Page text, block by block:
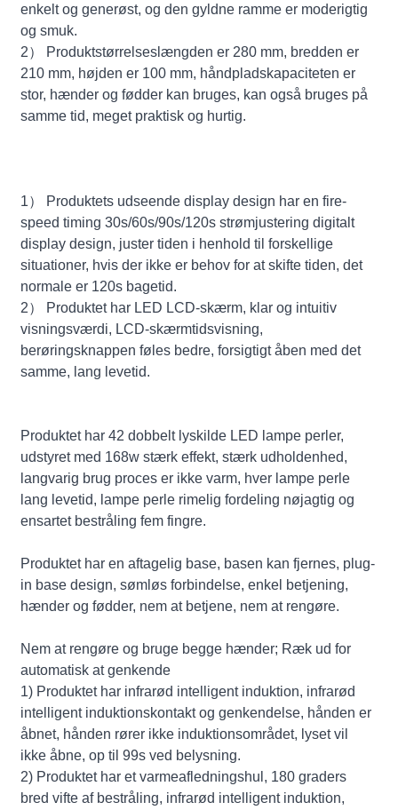
enkelt og generøst, og den gyldne ramme er moderigtig
og smuk.
2） Produktstørrelseslængden er 280 mm, bredden er
210 mm, højden er 100 mm, håndpladskapaciteten er
stor, hænder og fødder kan bruges, kan også bruges på
samme tid, meget praktisk og hurtig.
1） Produktets udseende display design har en fire-
speed timing 30s/60s/90s/120s strømjustering digitalt
display design, juster tiden i henhold til forskellige
situationer, hvis der ikke er behov for at skifte tiden, det
normale er 120s bagetid.
2） Produktet har LED LCD-skærm, klar og intuitiv
visningsværdi, LCD-skærmtidsvisning,
berøringsknappen føles bedre, forsigtigt åben med det
samme, lang levetid.
Produktet har 42 dobbelt lyskilde LED lampe perler,
udstyret med 168w stærk effekt, stærk udholdenhed,
langvarig brug proces er ikke varm, hver lampe perle
lang levetid, lampe perle rimelig fordeling nøjagtig og
ensartet bestråling fem fingre.
Produktet har en aftagelig base, basen kan fjernes, plug-
in base design, sømløs forbindelse, enkel betjening,
hænder og fødder, nem at betjene, nem at rengøre.
Nem at rengøre og bruge begge hænder; Ræk ud for
automatisk at genkende
1) Produktet har infrarød intelligent induktion, infrarød
intelligent induktionskontakt og genkendelse, hånden er
åbnet, hånden rører ikke induktionsområdet, lyset vil
ikke åbne, op til 99s ved belysning.
2) Produktet har et varmeafledningshul, 180 graders
bred vifte af bestråling, infrarød intelligent induktion,